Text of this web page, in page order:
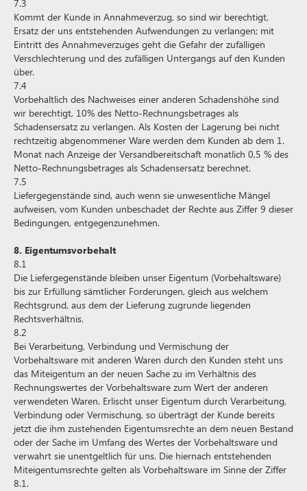
7.3
Kommt der Kunde in Annahmeverzug, so sind wir berechtigt,
Ersatz der uns entstehenden Aufwendungen zu verlangen; mit
Eintritt des Annahmeverzuges geht die Gefahr der zufälligen
Verschlechterung und des zufälligen Untergangs auf den Kunden
über.
7.4
Vorbehaltlich des Nachweises einer anderen Schadenshöhe sind
wir berechtigt, 10% des Netto-Rechnungsbetrages als
Schadensersatz zu verlangen. Als Kosten der Lagerung bei nicht
rechtzeitig abgenommener Ware werden dem Kunden ab dem 1.
Monat nach Anzeige der Versandbereitschaft monatlich 0,5 % des
Netto-Rechnungsbetrages als Schadensersatz berechnet.
7.5
Liefergegenstände sind, auch wenn sie unwesentliche Mängel
aufweisen, vom Kunden unbeschadet der Rechte aus Ziffer 9 dieser
Bedingungen, entgegenzunehmen.
8. Eigentumsvorbehalt
8.1
Die Liefergegenstände bleiben unser Eigentum (Vorbehaltsware)
bis zur Erfüllung sämtlicher Forderungen, gleich aus welchem
Rechtsgrund, aus dem der Lieferung zugrunde liegenden
Rechtsverhältnis.
8.2
Bei Verarbeitung, Verbindung und Vermischung der
Vorbehaltsware mit anderen Waren durch den Kunden steht uns
das Miteigentum an der neuen Sache zu im Verhältnis des
Rechnungswertes der Vorbehaltsware zum Wert der anderen
verwendeten Waren. Erlischt unser Eigentum durch Verarbeitung,
Verbindung oder Vermischung, so überträgt der Kunde bereits
jetzt die ihm zustehenden Eigentumsrechte an dem neuen Bestand
oder der Sache im Umfang des Wertes der Vorbehaltsware und
verwahrt sie unentgeltlich für uns. Die hiernach entstehenden
Miteigentumsrechte gelten als Vorbehaltsware im Sinne der Ziffer
8.1.